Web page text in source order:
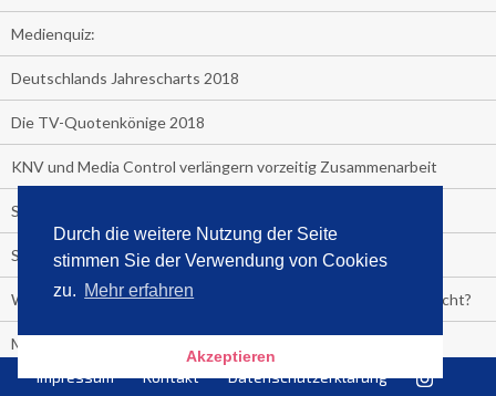
Durch die weitere Nutzung der Seite
stimmen Sie der Verwendung von Cookies
zu. Mehr erfahren
Akzeptieren
Medienquiz:
Deutschlands Jahrescharts 2018
Die TV-Quotenkönige 2018
KNV und Media Control verlängern vorzeitig Zusammenarbeit
STRENG VERTRAULICH
Streaming verändert TV?
Welcher TV-Sender hat seine Marktanteile seit 2013 vervierfacht?
Michelle for President!
Das gruseligste Buch aller Zeiten
Impressum Kontakt Datenschutzerklärung